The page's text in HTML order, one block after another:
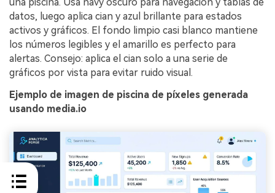
datos, luego aplica cian y azul brillante para estados
activos y gráficos. El fondo limpio casi blanco mantiene
los números legibles y el amarillo es perfecto para
alertas. Consejo: aplica el cian solo a una serie de
gráficos por vista para evitar ruido visual.
Ejemplo de imagen de piscina de píxeles generada
usando media.io